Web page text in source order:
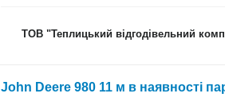
ТОВ "Теплицький відгодівельний
John Deere 980 11 м в наявності